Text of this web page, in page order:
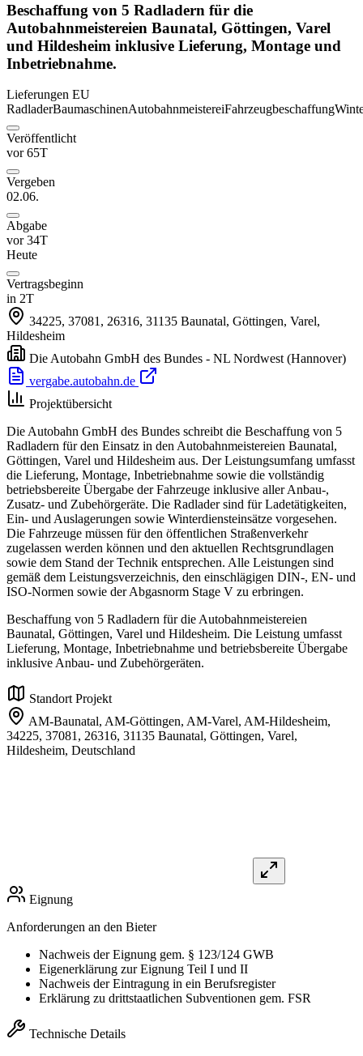
Beschaffung von 5 Radladern für die
Autobahnmeistereien Baunatal, Göttingen, Varel
und Hildesheim inklusive Lieferung, Montage und
Inbetriebnahme.
Lieferungen EU
RadladerBaumaschinenAutobahnmeistereiFahrzeugbeschaffung
Veröffentlicht
vor 65T
Vergeben
02.06.
Abgabe
vor 34T
Heute
Vertragsbeginn
in 2T
34225, 37081, 26316, 31135 Baunatal, Göttingen, Varel,
Hildesheim
Die Autobahn GmbH des Bundes - NL Nordwest (Hannover)
vergabe.autobahn.de
Projektübersicht
Die Autobahn GmbH des Bundes schreibt die Beschaffung von 5
Radladern für den Einsatz in den Autobahnmeistereien Baunatal,
Göttingen, Varel und Hildesheim aus. Der Leistungsumfang umfasst
die Lieferung, Montage, Inbetriebnahme sowie die vollständig
betriebsbereite Übergabe der Fahrzeuge inklusive aller Anbau-,
Zusatz- und Zubehörgeräte. Die Radlader sind für Ladetätigkeiten,
Ein- und Auslagerungen sowie Winterdiensteinsätze vorgesehen.
Die Fahrzeuge müssen für den öffentlichen Straßenverkehr
zugelassen werden können und den aktuellen Rechtsgrundlagen
sowie dem Stand der Technik entsprechen. Alle Leistungen sind
gemäß dem Leistungsverzeichnis, den einschlägigen DIN-, EN- und
ISO-Normen sowie der Abgasnorm Stage V zu erbringen.
Beschaffung von 5 Radladern für die Autobahnmeistereien
Baunatal, Göttingen, Varel und Hildesheim. Die Leistung umfasst
Lieferung, Montage, Inbetriebnahme und betriebsbereite Übergabe
inklusive Anbau- und Zubehörgeräten.
Standort Projekt
AM-Baunatal, AM-Göttingen, AM-Varel, AM-Hildesheim,
34225, 37081, 26316, 31135 Baunatal, Göttingen, Varel,
Hildesheim, Deutschland
Eignung
Anforderungen an den Bieter
Nachweis der Eignung gem. § 123/124 GWB
Eigenerklärung zur Eignung Teil I und II
Nachweis der Eintragung in ein Berufsregister
Erklärung zu drittstaatlichen Subventionen gem. FSR
Technische Details